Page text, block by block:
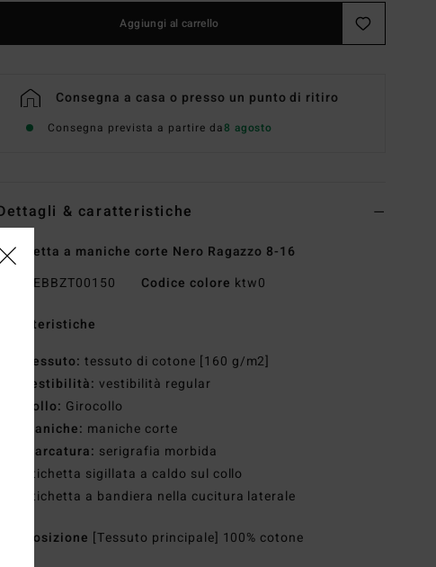
Aggiungi al carrello
Consegna a casa o presso un punto di ritiro
Consegna prevista a partire da8 agosto
& caratteristiche
a maniche corte Nero Ragazzo 8-16
EBBZT00150 Codice colore ktw0
Caratteristiche
Tessuto: tessuto di cotone [160 g/m2]
vestibilità: vestibilità regular
Collo: Girocollo
Maniche: maniche corte
Marcatura: serigrafia morbida
Etichetta sigillata a caldo sul collo
Etichetta a bandiera nella cucitura laterale
Composizione [Tessuto principale] 100% cotone